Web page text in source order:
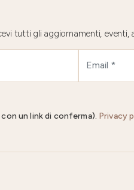
tutti gli aggiornamenti, eventi,
un link di conferma). Privacy